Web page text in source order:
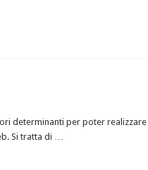
determinanti per poter
Si tratta di …